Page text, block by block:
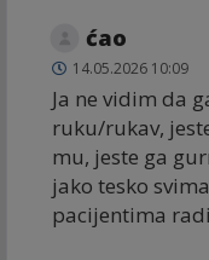
ćao
14.05.2026 10:09
Ja ne vidim da
ruku/rukav,
mu, jeste ga
jako tesko
pacijentima